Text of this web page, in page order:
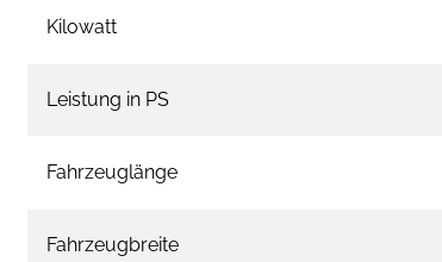
Kilowatt
Leistung in PS
Fahrzeuglänge
Fahrzeugbreite